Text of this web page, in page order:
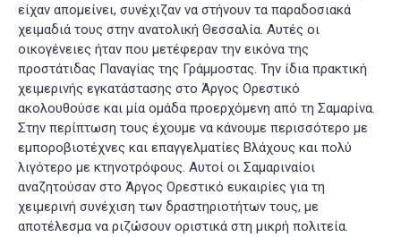
είχαν απομείνει, συνέχιζαν να στήνουν τα παραδοσιακά
χειμαδιά τους στην ανατολική Θεσσαλία. Αυτές οι
οικογένειες ήταν που μετέφεραν την εικόνα της
προστάτιδας Παναγίας της Γράμμοστας. Την ίδια πρακτική
χειμερινής εγκατάστασης στο Άργος Ορεστικό
ακολουθούσε και μία ομάδα προερχόμενη από τη Σαμαρίνα.
Στην περίπτωση τους έχουμε να κάνουμε περισσότερο με
εμποροβιοτέχνες και επαγγελματίες Βλάχους και πολύ
λιγότερο με κτηνοτρόφους. Αυτοί οι Σαμαριναίοι
αναζητούσαν στο Άργος Ορεστικό ευκαιρίες για τη
χειμερινή συνέχιση των δραστηριοτήτων τους, με
αποτέλεσμα να ριζώσουν οριστικά στη μικρή πολιτεία.